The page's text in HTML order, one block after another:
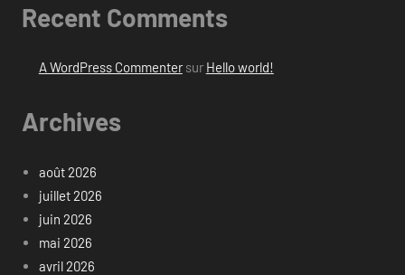
Recent Comments
A WordPress Commentersur Hello world!
Archives
août 2026
juillet 2026
juin 2026
mai 2026
avril 2026